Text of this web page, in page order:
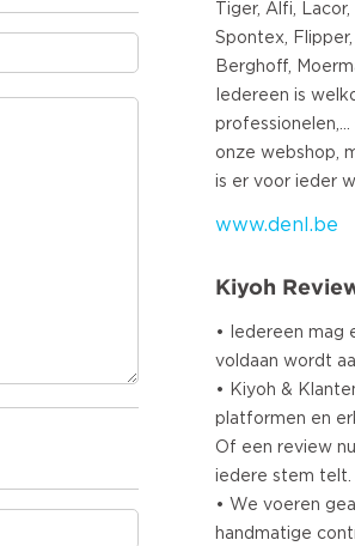
Tiger, Alfi,
Spontex, Flipper,
Berghoff,
Iedereen is
onze webshop,
www.denl.be
Kiyoh
• Iedereen mag
voldaan wordt
• Kiyoh &
platformen en
Of een review
iedere stem telt.
• We voeren
handmatige